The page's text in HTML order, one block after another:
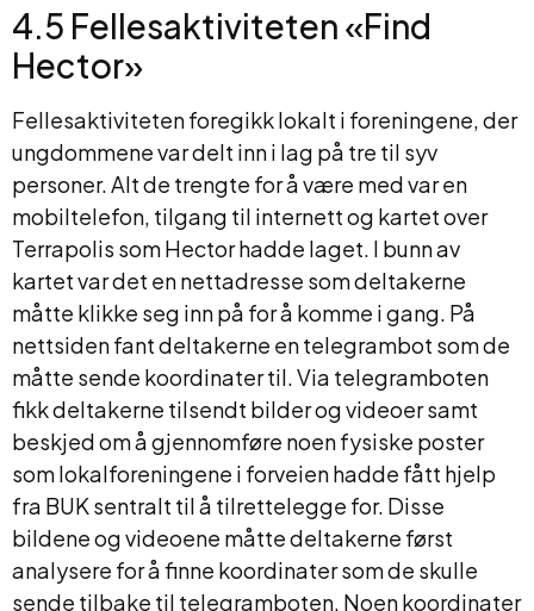
4.5 Fellesaktiviteten «Find
Hector»
Fellesaktiviteten foregikk lokalt i foreningene, der
ungdommene var delt inn i lag på tre til syv
personer. Alt de trengte for å være med var en
mobiltelefon, tilgang til internett og kartet over
Terrapolis som Hector hadde laget. I bunn av
kartet var det en nettadresse som deltakerne
måtte klikke seg inn på for å komme i gang. På
nettsiden fant deltakerne en telegrambot som de
måtte sende koordinater til. Via telegramboten
fikk deltakerne tilsendt bilder og videoer samt
beskjed om å gjennomføre noen fysiske poster
som lokalforeningene i forveien hadde fått hjelp
fra BUK sentralt til å tilrettelegge for. Disse
bildene og videoene måtte deltakerne først
analysere for å finne koordinater som de skulle
sende tilbake til telegramboten. Noen koordinater